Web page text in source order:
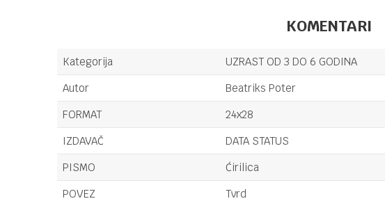
KOMENTARI
Kategorija
UZRAST OD 3 DO 6 GODINA
Autor
Beatriks Poter
FORMAT
24x28
IZDAVAČ
DATA STATUS
PISMO
Ćirilica
POVEZ
Tvrd